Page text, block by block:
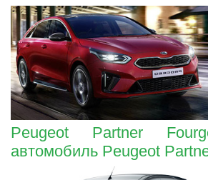
Peugeot Partner
автомобиль Peugeot